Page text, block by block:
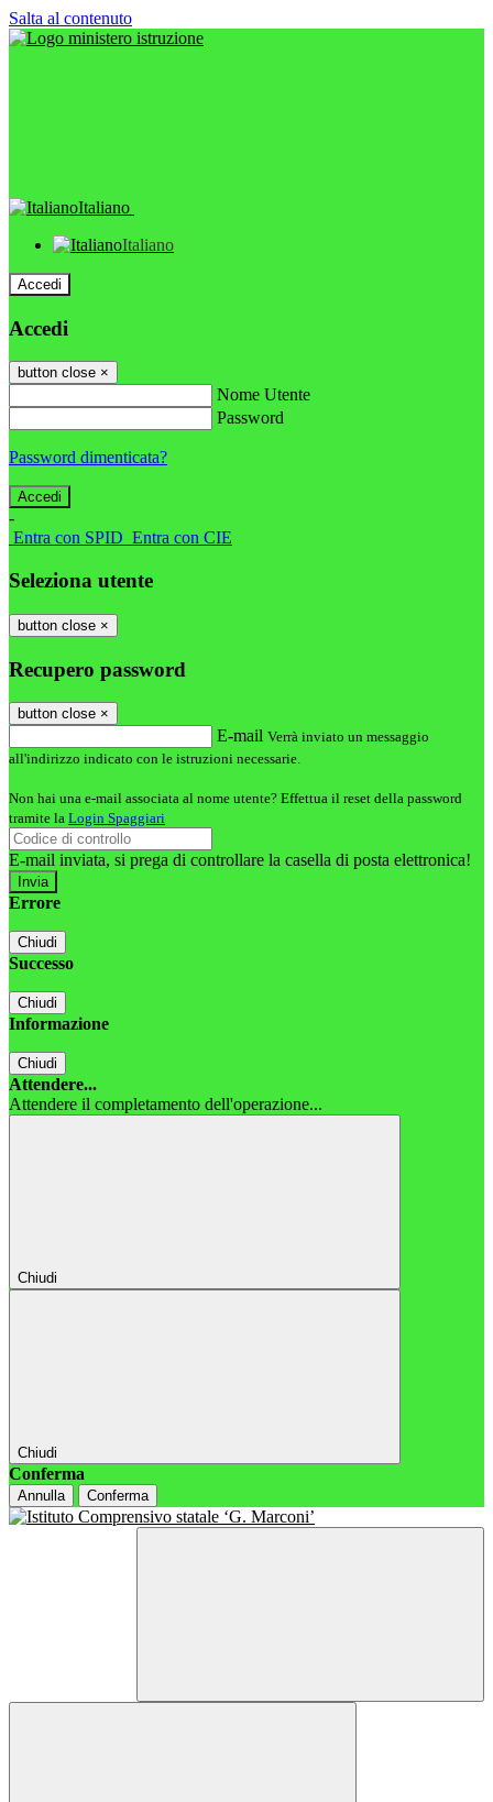
Salta al contenuto
Italiano
Italiano
Accedi
Accedi
button close ×
Nome Utente
Password
Password dimenticata?
-
Entra con SPID Entra con CIE
Seleziona utente
button close ×
Recupero password
button close ×
E-mail Verrà inviato un messaggio
all'indirizzo indicato con le istruzioni necessarie.
Non hai una e-mail associata al nome utente? Effettua il reset della password
tramite la Login Spaggiari
E-mail inviata, si prega di controllare la casella di posta elettronica!
Errore
Chiudi
Successo
Chiudi
Informazione
Chiudi
Attendere...
Attendere il completamento dell'operazione...
Chiudi
Chiudi
Conferma
Annulla Conferma